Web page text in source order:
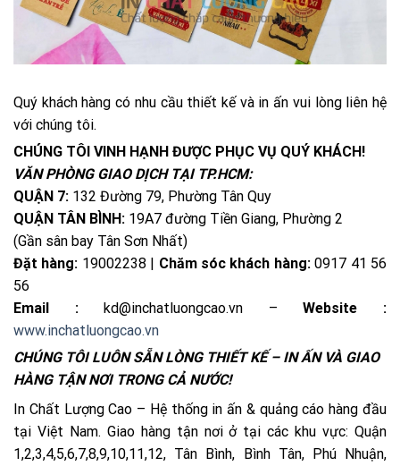
Quý khách hàng có nhu cầu thiết kế và in ấn vui lòng liên hệ
với chúng tôi.
CHÚNG TÔI VINH HẠNH ĐƯỢC PHỤC VỤ QUÝ KHÁCH!
VĂN PHÒNG GIAO DỊCH TẠI TP.HCM:
QUẬN 7: 132 Đường 79, Phường Tân Quy
QUẬN TÂN BÌNH: 19A7 đường Tiền Giang, Phường 2
(Gần sân bay Tân Sơn Nhất)
Đặt hàng: 19002238 | Chăm sóc khách hàng:0917 41 56
56
Email :kd@inchatluongcao.vn –Website :
www.inchatluongcao.vn
CHÚNG TÔI LUÔN SẴN LÒNG THIẾT KẾ – IN ẤN VÀ GIAO
HÀNG TẬN NƠI TRONG CẢ NƯỚC!
In Chất Lượng Cao – Hệ thống in ấn & quảng cáo hàng đầu
tại Việt Nam. Giao hàng tận nơi ở tại các khu vực: Quận
1,2,3,4,5,6,7,8,9,10,11,12, Tân Bình, Bình Tân, Phú Nhuận,